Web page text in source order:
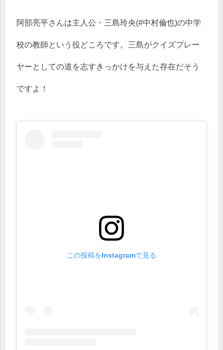
阿部亮平さんは主人公・三島玲央(#中村倫也)の中学
校の教師という役どころです。三島がクイズプレー
ヤーとしての道を志すきっかけを与えた存在だそう
ですよ！
この投稿をInstagramで見る